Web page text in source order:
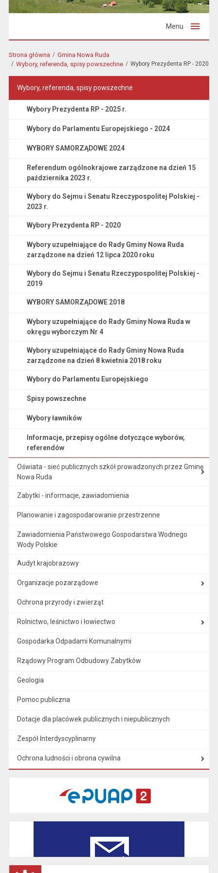
Menu
Strona główna
Gmina Nowa Ruda
Wybory, referenda, spisy powszechne
Wybory Prezydenta RP - 2020
Wybory, referenda, spisy powszechne
Wybory Prezydenta RP - 2025 r.
Wybory do Parlamentu Europejskiego - 2024
WYBORY SAMORZĄDOWE 2024
Referendum ogólnokrajowe zarządzone na dzień 15
października 2023 r.
Wybory do Sejmu i Senatu Rzeczypospolitej Polskiej -
2023 r.
Wybory Prezydenta RP - 2020
Wybory uzupełniające do Rady Gminy Nowa Ruda
zarządzone na dzień 12 lipca 2020 roku
Wybory do Sejmu i Senatu Rzeczypospolitej Polskiej -
2019
WYBORY SAMORZĄDOWE 2018
Wybory uzupełniające do Rady Gminy Nowa Ruda w
okręgu wyborczym Nr 4
Wybory uzupełniające do Rady Gminy Nowa Ruda
zarządzone na dzień 8 kwietnia 2018 roku
Wybory do Parlamentu Europejskiego
Spisy powszechne
Wybory ławników
Informacje, przepisy ogólne dotyczące wyborów,
referendów
Oświata - sieć publicznych szkół prowadzonych przez Gminę
Nowa Ruda
Zabytki - informacje, zawiadomienia
Planowanie i zagospodarowanie przestrzenne
Zawiadomienia Państwowego Gospodarstwa Wodnego
Wody Polskie
Audyt krajobrazowy
Organizacje pozarządowe
Ochrona przyrody i zwierząt
Rolnictwo, leśnictwo i łowiectwo
Gospodarka Odpadami Komunalnymi
Rządowy Program Odbudowy Zabytków
Geologia
Pomoc publiczna
Dotacje dla placówek publicznych i niepublicznych
Zespół Interdyscyplinarny
Ochrona ludności i obrona cywilna